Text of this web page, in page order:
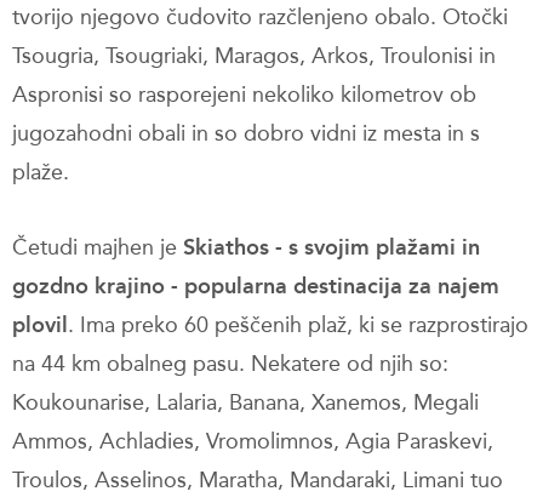
tvorijo njegovo čudovito razčlenjeno obalo. Otočki
Tsougria, Tsougriaki, Maragos, Arkos, Troulonisi in
Aspronisi so rasporejeni nekoliko kilometrov ob
jugozahodni obali in so dobro vidni iz mesta in s
plaže.
Četudi majhen je Skiathos - s svojim plažami in
gozdno krajino - popularna destinacija za najem
plovil. Ima preko 60 peščenih plaž, ki se razprostirajo
na 44 km obalneg pasu. Nekatere od njih so:
Koukounarise, Lalaria, Banana, Xanemos, Megali
Ammos, Achladies, Vromolimnos, Agia Paraskevi,
Troulos, Asselinos, Maratha, Mandaraki, Limani tuo